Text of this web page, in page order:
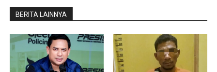
BERITA LAINNYA